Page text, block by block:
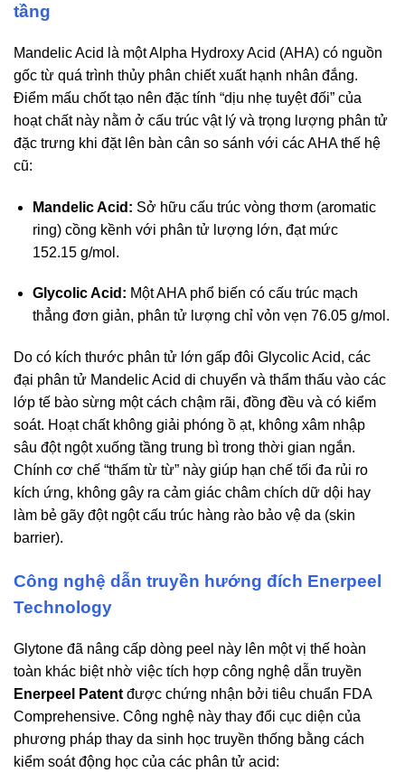
tầng
Mandelic Acid là một Alpha Hydroxy Acid (AHA) có nguồn
gốc từ quá trình thủy phân chiết xuất hạnh nhân đắng.
Điểm mấu chốt tạo nên đặc tính “dịu nhẹ tuyệt đối” của
hoạt chất này nằm ở cấu trúc vật lý và trọng lượng phân tử
đặc trưng khi đặt lên bàn cân so sánh với các AHA thế hệ
cũ:
Mandelic Acid: Sở hữu cấu trúc vòng thơm (aromatic
ring) cồng kềnh với phân tử lượng lớn, đạt mức
152.15 g/mol.
Glycolic Acid: Một AHA phổ biến có cấu trúc mạch
thẳng đơn giản, phân tử lượng chỉ vỏn vẹn 76.05 g/mol.
Do có kích thước phân tử lớn gấp đôi Glycolic Acid, các
đại phân tử Mandelic Acid di chuyển và thẩm thấu vào các
lớp tế bào sừng một cách chậm rãi, đồng đều và có kiểm
soát. Hoạt chất không giải phóng ồ ạt, không xâm nhập
sâu đột ngột xuống tầng trung bì trong thời gian ngắn.
Chính cơ chế “thấm từ từ” này giúp hạn chế tối đa rủi ro
kích ứng, không gây ra cảm giác châm chích dữ dội hay
làm bẻ gãy đột ngột cấu trúc hàng rào bảo vệ da (skin
barrier).
Công nghệ dẫn truyền hướng đích Enerpeel
Technology
Glytone đã nâng cấp dòng peel này lên một vị thế hoàn
toàn khác biệt nhờ việc tích hợp công nghệ dẫn truyền
Enerpeel Patent được chứng nhận bởi tiêu chuẩn FDA
Comprehensive. Công nghệ này thay đổi cục diện của
phương pháp thay da sinh học truyền thống bằng cách
kiểm soát động học của các phân tử acid: